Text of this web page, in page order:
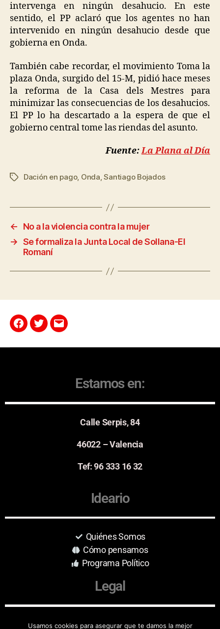
intervenga en ningún desahucio. En este
sentido, el PP aclaró que los agentes no han
intervenido en ningún desahucio desde que
gobierna en Onda.
También cabe recordar, el movimiento Toma la
plaza Onda, surgido del 15-M, pidió hace meses
la reforma de la Casa dels Mestres para
minimizar las consecuencias de los desahucios.
El PP lo ha descartado a la espera de que el
gobierno central tome las riendas del asunto.
Fuente:La Plana al Día
Dación en pago, Onda,Santiago Bojados
←
No a la violencia contra la mujer
→ Se formaliza la Junta Local de Sollana-El
Romaní
Estamos en:
Calle Serpis, 84
46022 – Valencia
Tef: 96 333 16 32
Ideario
Quiénes Somos
Cómo pensamos
Programa Político
Legal
Aviso Legal
Usamos cookies para asegurar que te damos la mejor